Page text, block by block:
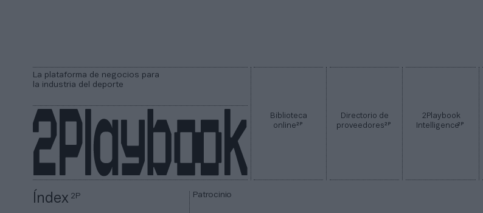
La plataforma de negocios para
la industria del deporte
Biblioteca
online2P
Directorio de
proveedores2P
2Playbook
Intelligence2P
Índex2P Patrocinio